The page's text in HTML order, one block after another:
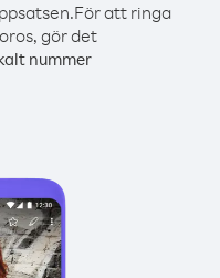
För att ringa
gör det
nummer